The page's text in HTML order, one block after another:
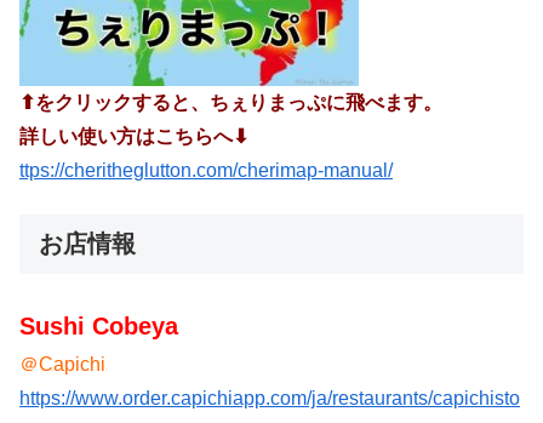
⬆︎をクリックすると、ちぇりまっぷに飛べます。
詳しい使い方はこちらへ⬇︎
ttps://cheritheglutton.com/cherimap-manual/
お店情報
Sushi Cobeya
＠Capichi
https://www.order.capichiapp.com/ja/restaurants/capichisto